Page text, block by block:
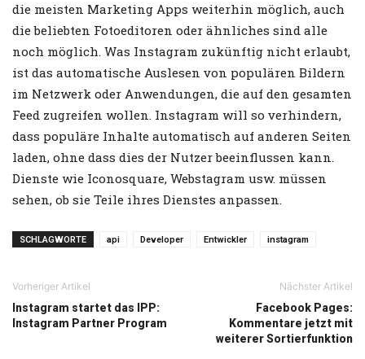
die meisten Marketing Apps weiterhin möglich, auch
die beliebten Fotoeditoren oder ähnliches sind alle
noch möglich. Was Instagram zukünftig nicht erlaubt,
ist das automatische Auslesen von populären Bildern
im Netzwerk oder Anwendungen, die auf den gesamten
Feed zugreifen wollen. Instagram will so verhindern,
dass populäre Inhalte automatisch auf anderen Seiten
laden, ohne dass dies der Nutzer beeinflussen kann.
Dienste wie Iconosquare, Webstagram usw. müssen
sehen, ob sie Teile ihres Dienstes anpassen.
SCHLAGWORTE api Developer Entwickler instagram
Vorheriger Artikel
Instagram startet das IPP:
Instagram Partner Program
Nächster Artikel
Facebook Pages:
Kommentare jetzt mit
weiterer Sortierfunktion